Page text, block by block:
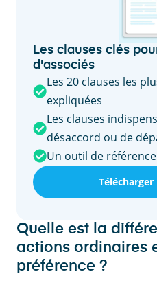
Les clauses clés
d'associés
Les 20 clauses les
expliquées
Les clauses
désaccord ou de
Un outil de
Quelle est la
actions ordinaires
préférence ?